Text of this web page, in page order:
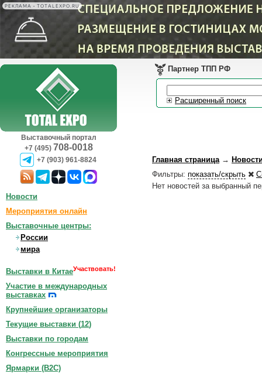
РЕКЛАМА • TOTALEXPO.RU
Выставочный портал
+7 (495) 708-0018
+7 (903) 961-8824
Партнер ТПП РФ
Расширенный поиск
Главная страница→
Фильтры: показать/скрыть
Нет новостей за выбранный
Новости
Мероприятия онлайн
Выставочные центры:
России
мира
Выставки в КитаеУчаствовать!
Участие в международных
выставках
Крупнейшие организаторы
Текущие выставки (12)
Выставки по городам
Конгрессные мероприятия
Ярмарки (B2C)